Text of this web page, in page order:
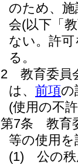
のため、
会(以下「
ない。 許
る。
2
教育委員
は、 前項の
(使用の不
第7条
教育
等の使用
(1)
公の